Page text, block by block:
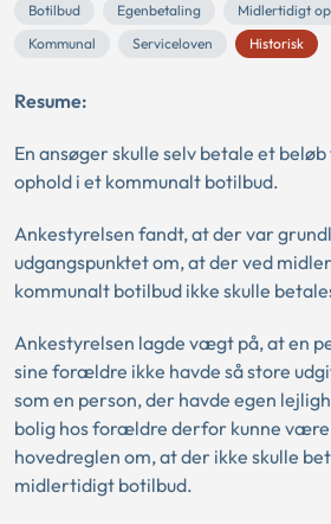
Botilbud Egenbetaling Midlertidigt
Kommunal
Serviceloven Historisk
Resume:
En ansøger skulle selv betale et
ophold i et kommunalt botilbud.
Ankestyrelsen fandt, at der var
udgangspunktet om, at der ved
kommunalt botilbud ikke skulle
Ankestyrelsen lagde vægt på, at en
sine forældre ikke havde så store
som en person, der havde egen
bolig hos forældre derfor kunne
hovedreglen om, at der ikke skulle
midlertidigt botilbud.